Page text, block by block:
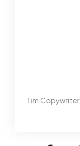
Tim